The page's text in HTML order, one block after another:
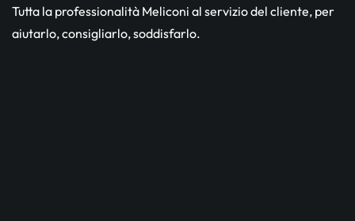
Tutta la professionalità Meliconi al servizio del cliente, per
aiutarlo, consigliarlo, soddisfarlo.